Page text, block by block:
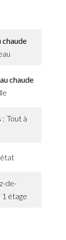
chaude
chaude
Tout à
de-
1 étage